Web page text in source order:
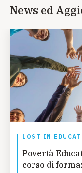
News ed
LOST IN
Povertà
corso di